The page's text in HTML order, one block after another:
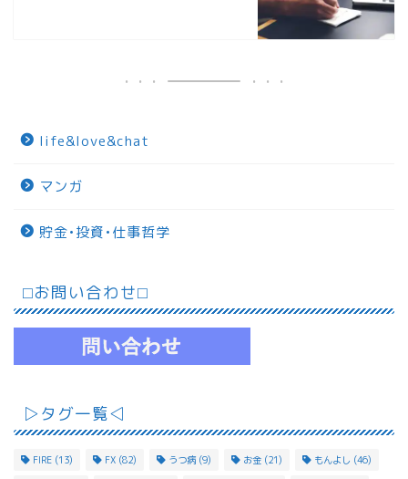
life&love&chat
マンガ
貯金•投資•仕事哲学
⬜︎お問い合わせ⬜︎
▷タグ一覧◁
FIRE (13) FX (82) うつ病 (9) お金 (21) もんよし (46)